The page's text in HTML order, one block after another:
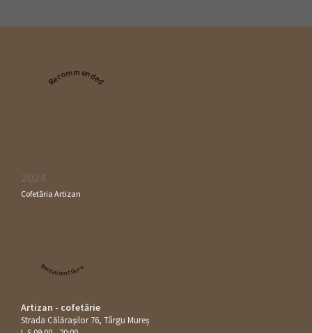
Recommended
2024
Cofetăria Artizan
Restaurant Guru
Artizan - cofetărie
Strada Călăraşilor 76, Târgu Mureș